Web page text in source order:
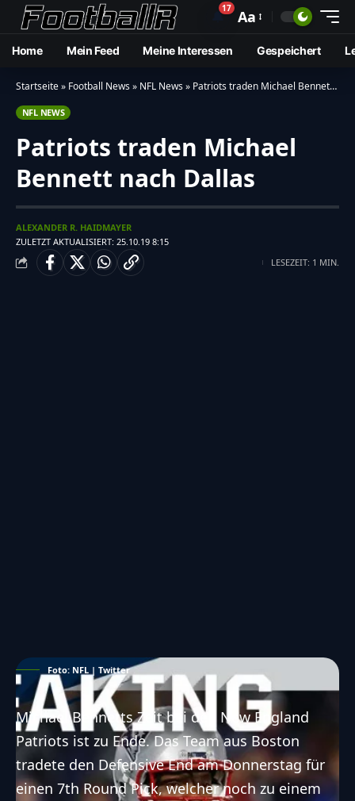
🔔17 Aa
Home Mein Feed Meine Interessen Gespeichert
Startseite» Football News» NFL News» Patriots traden Michael Bennett nach Dallas
NFL NEWS
Patriots traden Michael
Bennett nach Dallas
ZULETZT AKTUALISIERT: 25.10.19 8:15
ALEXANDER R. HAIDMAYER
LESEZEIT: 1 MIN.
Foto: NFL | Twitter
Michael Bennetts Zeit bei den New England
Patriots ist zu Ende. Das Team aus Boston
tradete den Defensive End am Donnerstag für
einen 7th Round Pick, welcher noch zu einem